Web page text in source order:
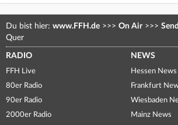
Du bist hier: www.FFH.de >>> On Air >>>
Quer
RADIO
FFH Live
80er Radio
90er Radio
2000er Radio
NEWS
Hessen News
Frankfurt
Wiesbaden
Mainz News